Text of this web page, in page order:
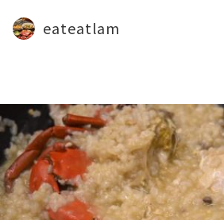
eateatlam